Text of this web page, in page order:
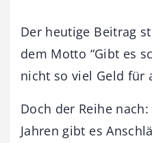
Der heutige Beitrag
dem Motto “Gibt es
nicht so viel Geld für
Doch der Reihe
Jahren gibt es